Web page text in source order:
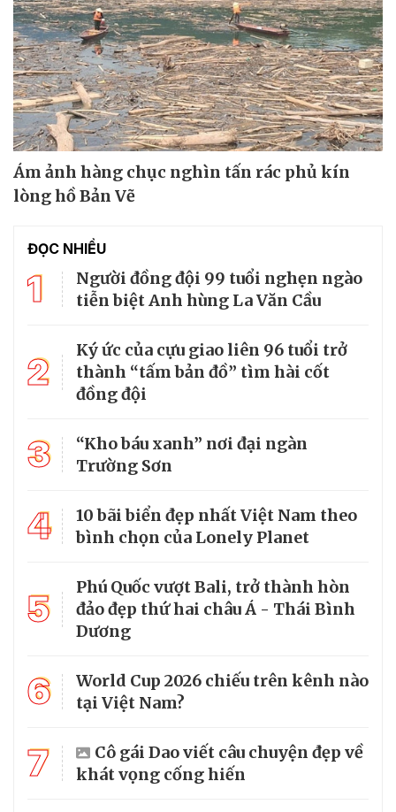
Ám ảnh hàng chục nghìn tấn rác phủ kín
lòng hồ Bản Vẽ
ĐỌC NHIỀU
1
Người đồng đội 99 tuổi nghẹn ngào
tiễn biệt Anh hùng La Văn Cầu
2
Ký ức của cựu giao liên 96 tuổi trở
thành “tấm bản đồ” tìm hài cốt
đồng đội
3
“Kho báu xanh” nơi đại ngàn
Trường Sơn
4
10 bãi biển đẹp nhất Việt Nam theo
bình chọn của Lonely Planet
5
Phú Quốc vượt Bali, trở thành hòn
đảo đẹp thứ hai châu Á - Thái Bình
Dương
6
World Cup 2026 chiếu trên kênh nào
tại Việt Nam?
7
Cô gái Dao viết câu chuyện đẹp về
khát vọng cống hiến